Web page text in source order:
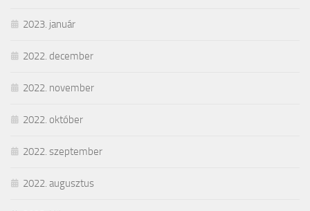
2023. január
2022. december
2022. november
2022. október
2022. szeptember
2022. augusztus